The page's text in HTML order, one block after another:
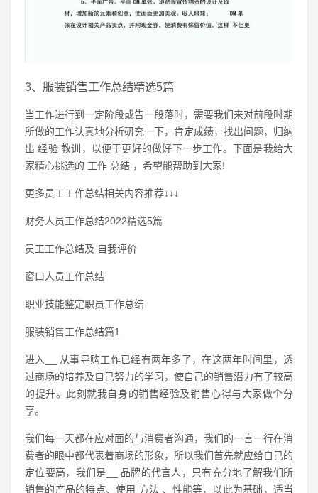
3、服装销售工作总结精选5篇
当工作进行到一定阶段或告一段落时，需要我们来对前段时期
所做的工作认真地分析研究一下，肯定成绩，找出问题，归纳
出 经验 教训，以便于更好的做好下一步工作。下面是我给大
家精心挑选的 工作 总结 ，希望能帮助到大家!
更多员工工作总结相关内容推荐↓↓↓
财务人员工作总结2022精选5篇
员工工作总结及 自我评价
窗口人员工作总结
职业技能鉴定职员工作总结
服装销售工作总结篇1
进入__ 从事导购工作已经有两年多了，在这两年时间里，透
过商场的培养及自己努力的学习，使自己的销售潜力有了较高
的提升。此刻就我自身的销售经验及销售心得与大家做个分
享。
我们每一天都在应对面的与消费者沟通，我们的一言一行在消
费者的眼中都代表着商场的形象，所以我们首先就应给自己的
定位要高，我们是__ 品牌的代言人，只有充分地了解我们所
销售的产品的特点、使用 方法 、性能等，以此为基础，适当